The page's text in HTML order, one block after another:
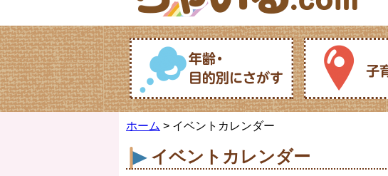
ホーム > イベントカレンダー
イベントカレンダー